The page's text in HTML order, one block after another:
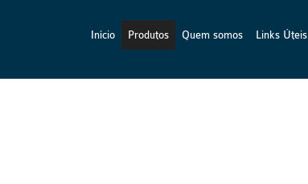
Início Produtos Quem somos Links Úteis